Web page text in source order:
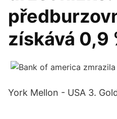
získává 0,9
York Mellon - USA 3.